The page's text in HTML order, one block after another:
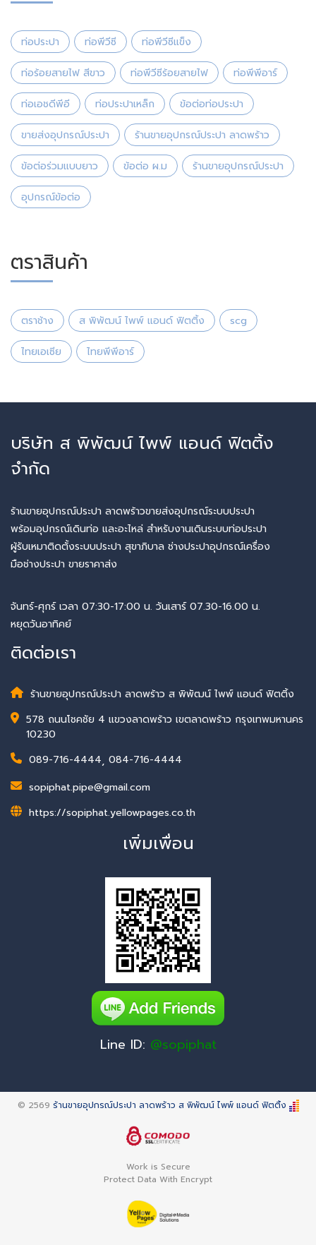
ท่อประปา ท่อพีวีซี ท่อพีวีซีแข็ง
ท่อร้อยสายไฟ สีขาว ท่อพีวีซีร้อยสายไฟ ท่อพีพีอาร์
ท่อเอชดีพีอี ท่อประปาเหล็ก ข้อต่อท่อประปา
ขายส่งอุปกรณ์ประปา ร้านขายอุปกรณ์ประปา ลาดพร้าว
ข้อต่อร่วมแบบยาว ข้อต่อ ผ.ม ร้านขายอุปกรณ์ประปา
อุปกรณ์ข้อต่อ
ตราสินค้า
ตราช้าง ส พิพัฒน์ ไพพ์ แอนด์ ฟิตติ้ง scg
ไทยเอเซีย ไทยพีพีอาร์
บริษัท ส พิพัฒน์ ไพพ์ แอนด์ ฟิตติ้ง
จำกัด
ร้านขายอุปกรณ์ประปา ลาดพร้าวขายส่งอุปกรณ์ระบบประปา
พร้อมอุปกรณ์เดินท่อ และอะไหล่ สำหรับงานเดินระบบท่อประปา
ผู้รับเหมาติดตั้งระบบประปา สุขาภิบาล ช่างประปาอุปกรณ์เครื่อง
มือช่างประปา ขายราคาส่ง
จันทร์-ศุกร์ เวลา 07:30-17:00 น. วันเสาร์ 07.30-16.00 น.
หยุดวันอาทิคย์
ติดต่อเรา
ร้านขายอุปกรณ์ประปา ลาดพร้าว ส พิพัฒน์ ไพพ์ แอนด์ ฟิตติ้ง
578 ถนนโชคชัย 4 แขวงลาดพร้าว เขตลาดพร้าว กรุงเทพมหานคร
10230
089-716-4444, 084-716-4444
sopiphat.pipe@gmail.com
https://sopiphat.yellowpages.co.th
เพิ่มเพื่อน
Line ID: @sopiphat
© 2569 ร้านขายอุปกรณ์ประปา ลาดพร้าว ส พิพัฒน์ ไพพ์ แอนด์ ฟิตติ้ง
Work is Secure
Protect Data With Encrypt